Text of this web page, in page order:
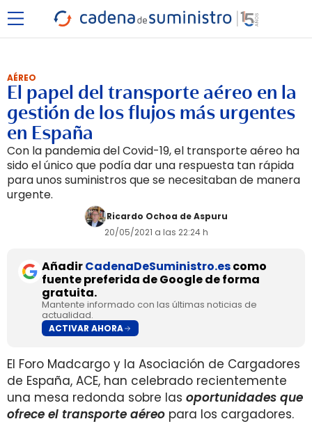
AÉREO
El papel del transporte aéreo en la
gestión de los flujos más urgentes
en España
Con la pandemia del Covid-19, el transporte aéreo ha
sido el único que podía dar una respuesta tan rápida
para unos suministros que se necesitaban de manera
urgente.
Ricardo Ochoa de Aspuru
20/05/2021 a las 22:24 h
AñadirCadenaDeSuministro.escomo
fuente preferida de Google de forma
gratuita.
Mantente informado con las últimas noticias de
actualidad.
ACTIVAR AHORA
El Foro Madcargo y la Asociación de Cargadores
de España, ACE, han celebrado recientemente
una mesa redonda sobre las oportunidades que
ofrece el transporte aéreo para los cargadores.